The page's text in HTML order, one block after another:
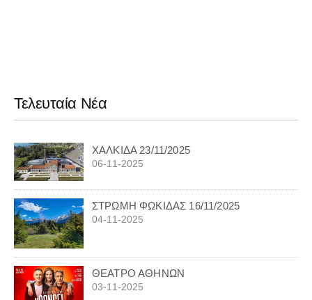
Τελευταία Νέα
ΧΑΛΚΙΔΑ 23/11/2025
06-11-2025
ΣΤΡΩΜΗ ΦΩΚΙΔΑΣ 16/11/2025
04-11-2025
ΘΕΑΤΡΟ ΑΘΗΝΩΝ
03-11-2025